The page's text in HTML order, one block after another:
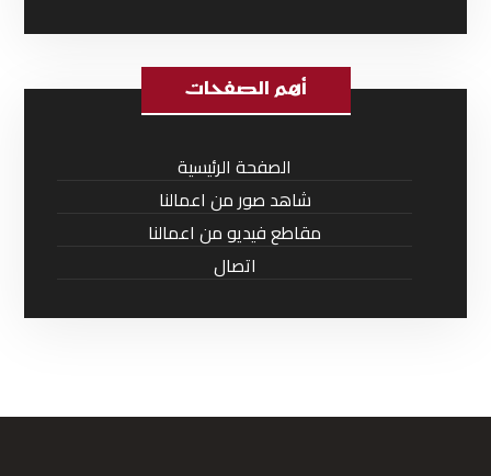
أهم الصفحات
الصفحة الرئيسية
شاهد صور من اعمالنا
مقاطع فيديو من اعمالنا
اتصال